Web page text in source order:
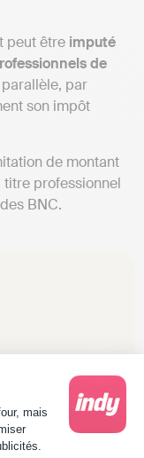
:
mais
peut être imputé
de
par
son impôt
de montant
titre professionnel
BNC.
pas possible
back). En
être
le
suivantes.